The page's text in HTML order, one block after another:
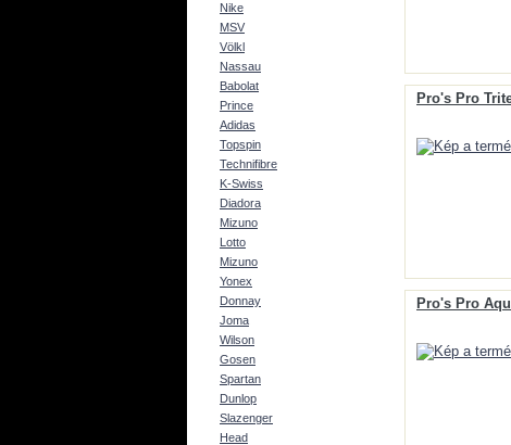
Nike
MSV
Völkl
Nassau
Babolat
Prince
Adidas
Topspin
Technifibre
K-Swiss
Diadora
Mizuno
Lotto
Mizuno
Yonex
Donnay
Joma
Wilson
Gosen
Spartan
Dunlop
Slazenger
Head
Pro's Pro
Pro's Pro